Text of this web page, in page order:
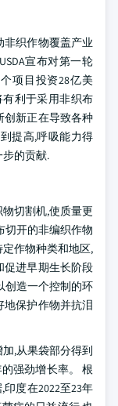
非织作物覆盖产业
宣布对第一轮
项目投资28亿美
利于采用非织布
创新正在导致各种
提高,呼吸能力得
的贡献.
切割机,使质量更
切开的非编织作物
作物种类和地区,
促进早期生长阶段
创造一个控制的环
地保护作物并抗泪
,从果袋部分得到
强劲增长率。 根
度在2022至23年